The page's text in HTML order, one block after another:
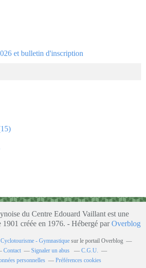
et bulletin d'inscription
du Centre Edouard Vaillant est une
créée en 1976. - Hébergé parOverblog
- Gymnastique sur le portail Overblog
Contact Signaler un abus
C.G.U.
personnelles
Préférences cookies